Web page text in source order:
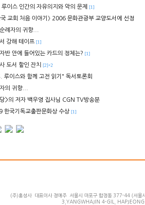
루이스 인간의 자유의지와 악의 문제 [1]
국 교회 처음 이야기》 2006 문화관광부 교양도서에 선정
례자의 귀향...
강해 테이프 [1]
반 안에 들어있는 카드의 정체는? [1]
도서 할인 잔치 [2]+2
루이스와 함께 고전 읽기" 독서토론회
의 귀향...
>의 저자 백우영 집사님 CGN TV방송분
한국기독교출판문화상 수상 [1]
(주)홍성사 대표이사 정애주 서울시 마포구 합정동 377-44 (
3,YANGWHAJIN 4-GIL,